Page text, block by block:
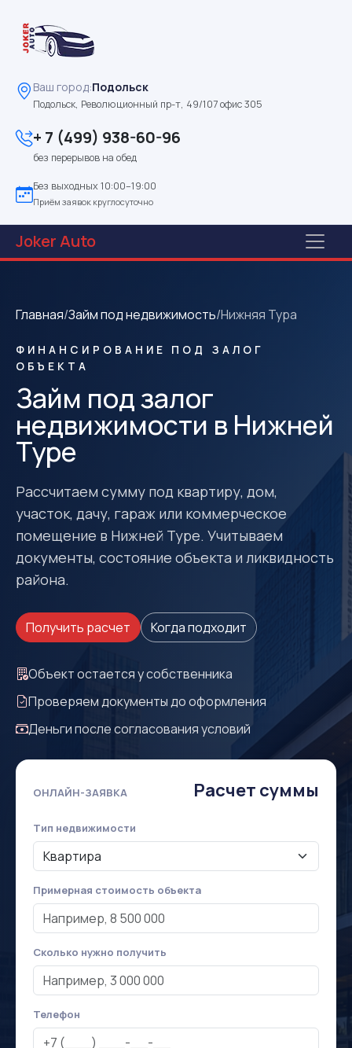
Ваш город:Подольск
Подольск, Революционный пр-т, 49/107 офис 305
+ 7 (499) 938-60-96
без перерывов на обед
Без выходных 10:00–19:00
Приём заявок круглосуточно
JokerAuto
Главная/Займ под недвижимость/Нижняя Тура
ФИНАНСИРОВАНИЕ ПОД ЗАЛОГ
ОБЪЕКТА
Займ под залог
недвижимости в Нижней
Туре
Рассчитаем сумму под квартиру, дом,
участок, дачу, гараж или коммерческое
помещение в Нижней Туре. Учитываем
документы, состояние объекта и ликвидность
района.
Получить расчет Когда подходит
Объект остается у собственника
Проверяем документы до оформления
Деньги после согласования условий
ОНЛАЙН-ЗАЯВКА Расчет суммы
Тип недвижимости
Примерная стоимость объекта
Сколько нужно получить
Телефон